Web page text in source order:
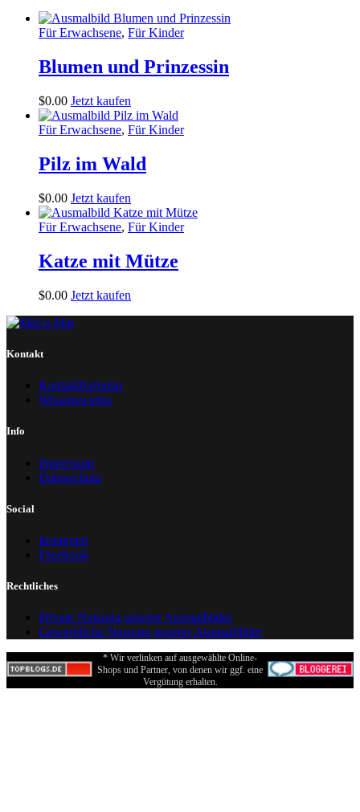
Für Erwachsene, Für Kinder
Blumen und Prinzessin
$0.00 Jetzt kaufen
Für Erwachsene, Für Kinder
Pilz im Wald
$0.00 Jetzt kaufen
Für Erwachsene, Für Kinder
Katze mit Mütze
$0.00 Jetzt kaufen
Kontakt
Kontaktformular
Wissenswertes
Info
Impressum
Datenschutz
Social
Instagram
Facebook
Rechtliches
Private Nutzung unserer Ausmalbilder
Gewerbliche Nutzung unserer Ausmalbilder
* Wir verlinken auf ausgewählte Online-
Shops und Partner, von denen wir ggf. eine
Vergütung erhalten.